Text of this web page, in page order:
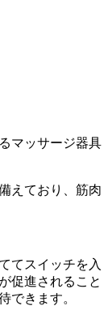
マッサージ器具
えており、筋肉
てスイッチを入
促進されること
できます。